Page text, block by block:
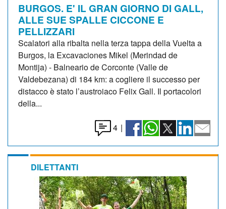
BURGOS. E' IL GRAN GIORNO DI GALL,
ALLE SUE SPALLE CICCONE E
PELLIZZARI
Scalatori alla ribalta nella terza tappa della Vuelta a
Burgos, la Excavaciones Mikel (Merindad de
Montija) - Balneario de Corconte (Valle de
Valdebezana) di 184 km: a cogliere il successo per
distacco è stato l’austroiaco Felix Gall. Il portacolori
della...
4 |
DILETTANTI